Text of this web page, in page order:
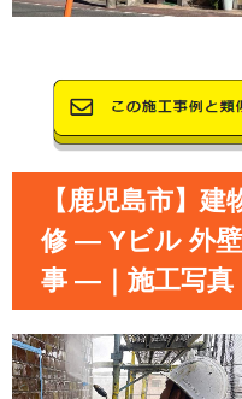
【鹿児島市】
修 ― Yビル 外
事 ―｜施工写真